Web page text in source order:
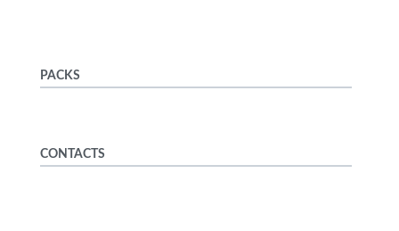
PACKS
CONTACTS